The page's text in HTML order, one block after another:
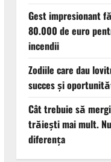
Gest impresionant
80.000 de euro
incendii
Zodiile care dau
succes și
Cât trebuie să
trăiești mai mult.
diferența